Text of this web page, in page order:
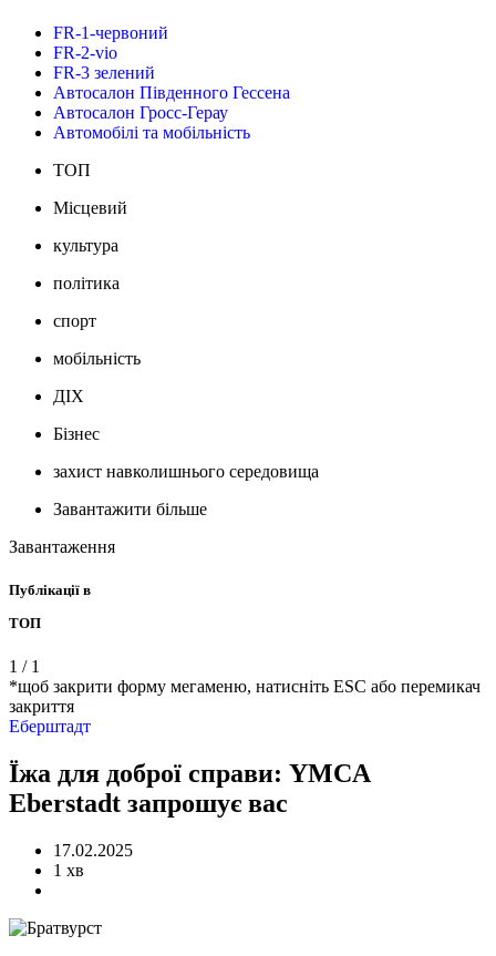
FR-1-червоний
FR-2-vio
FR-3 зелений
Автосалон Південного Гессена
Автосалон Гросс-Герау
Автомобілі та мобільність
ТОП
Місцевий
культура
політика
спорт
мобільність
ДІХ
Бізнес
захист навколишнього середовища
Завантажити більше
Завантаження
Публікації в
ТОП
1 / 1
*щоб закрити форму мегаменю, натисніть ESC або перемикач
закриття
Еберштадт
Їжа для доброї справи: YMCA
Eberstadt запрошує вас
17.02.2025
1 хв